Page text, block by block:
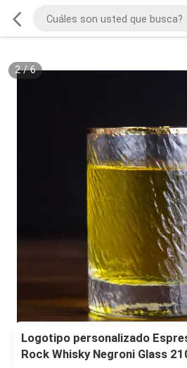
2/6
Logotipo personalizado
Rock Whisky Negroni Glass